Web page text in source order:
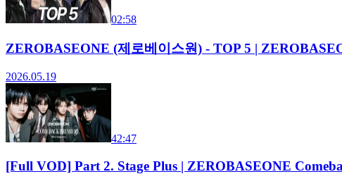
02:58
ZEROBASEONE (제로베이스원) - TOP 5 |
2026.05.19
42:47
[Full VOD] Part 2. Stage Plus | ZEROBASEONE